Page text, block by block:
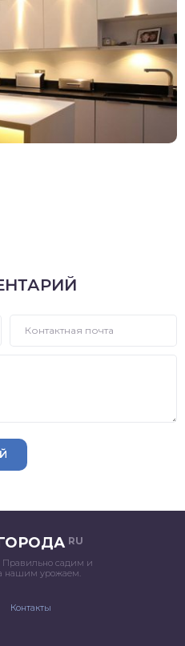
RU
Правильно садим и
нашим урожаем.
Контакты